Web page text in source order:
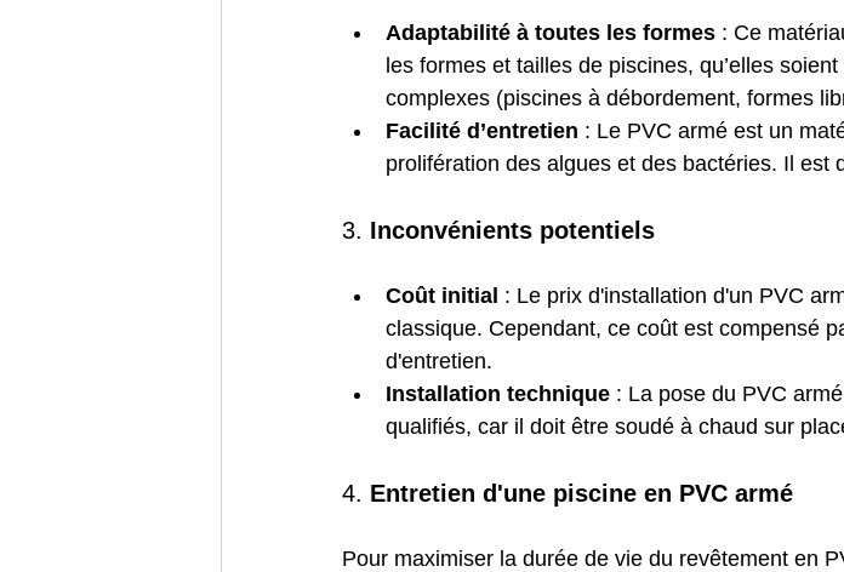
Adaptabilité à toutes les formes : Ce
les formes et tailles de piscines, qu’elles
complexes (piscines à débordement, formes
Facilité d’entretien : Le PVC armé est un
prolifération des algues et des bactéries. Il est
3. Inconvénients potentiels
Coût initial : Le prix d'installation d'un PVC
classique. Cependant, ce coût est compensé
d'entretien.
Installation technique : La pose du PVC
qualifiés, car il doit être soudé à chaud sur
4. Entretien d'une piscine en PVC armé
Pour maximiser la durée de vie du revêtement en